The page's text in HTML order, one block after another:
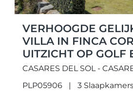
VERHOOGDE
VILLA IN FINCA
UITZICHT OP GOLF
CASARES DEL SOL -
PLP05906
3